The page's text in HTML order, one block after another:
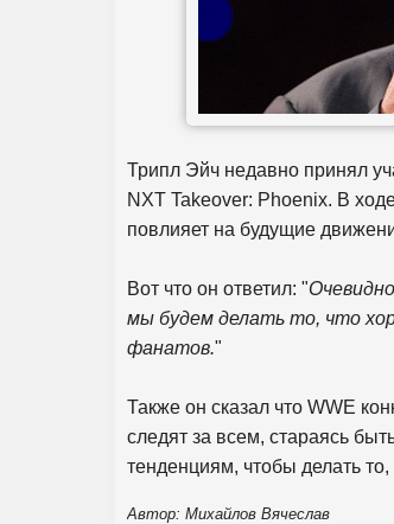
Трипл Эйч недавно принял
NXT Takeover: Phoenix. В
повлияет на будущие
Вот что он ответил: "
мы будем делать то, что
фанатов."
Также он сказал что WWE
следят за всем, стараясь
тенденциям, чтобы делать
Автор: Михайлов Вячеслав